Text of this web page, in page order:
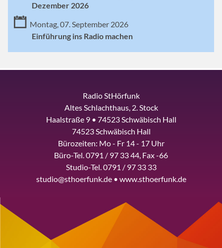
Dezember 2026
Montag, 07. September 2026
Einführung ins Radio machen
Radio StHörfunk
Altes Schlachthaus, 2. Stock
Haalstraße 9 • 74523 Schwäbisch Hall
74523 Schwäbisch Hall
Bürozeiten: Mo - Fr 14 - 17 Uhr
Büro-Tel. 0791 / 97 33 44, Fax -66
Studio-Tel. 0791 / 97 33 33
studio@sthoerfunk.de • www.sthoerfunk.de